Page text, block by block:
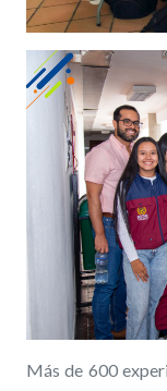
Más de 600